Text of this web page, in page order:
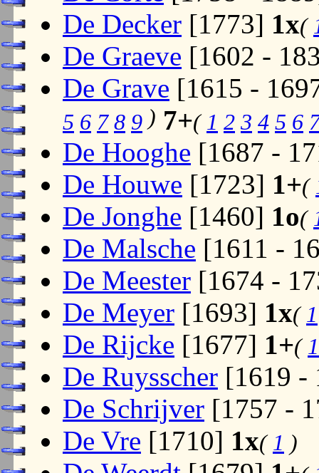
De Decker [1773] 1x(
De Graeve [1602 -
De Grave [1615 -
5 6 7 8 9) 7+( 1 2 3 4 5 6
De Hooghe [1687 -
De Houwe [1723] 1+(
De Jonghe [1460] 1o(
De Malsche [1611 -
De Meester [1674 -
De Meyer [1693] 1x( 1
De Rijcke [1677] 1+( 1
De Ruysscher [1619
De Schrijver [1757 -
De Vre [1710] 1x( 1 )